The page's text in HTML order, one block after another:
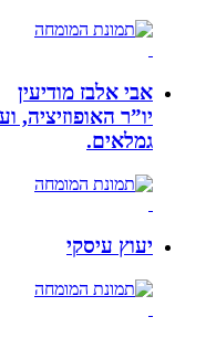
אבי אלבז מודיעין
יו”ר האופוזיציה,
גמלאים.
יעוץ עיסקי